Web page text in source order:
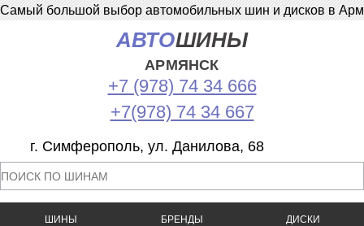
Самый большой выбор автомобильных шин и дисков в
АВТОШИНЫ
АРМЯНСК
+7 (978) 74 34 666
+7(978) 74 34 667
г. Симферополь, ул. Данилова, 68
ШИНЫ БРЕНДЫ ДИСКИ